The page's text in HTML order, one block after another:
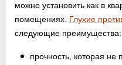
можно установить как в
помещениях. Глухие
следующие преимущества:
прочность, которая не